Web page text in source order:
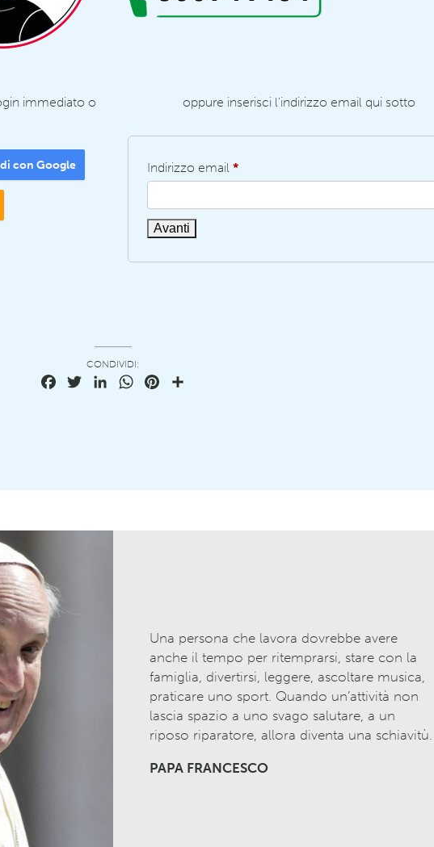
immediato o
con Google
oppure inserisci l'indirizzo email qui sotto
Indirizzo email*
Avanti
CONDIVIDI:
FacebookTwitterLinkedInWhatsAppPinterest
Una persona che lavora dovrebbe avere
anche il tempo per ritemprarsi, stare con la
famiglia, divertirsi, leggere, ascoltare musica,
praticare uno sport. Quando un’attività non
lascia spazio a uno svago salutare, a un
riposo riparatore, allora diventa una schiavitù.
PAPA FRANCESCO